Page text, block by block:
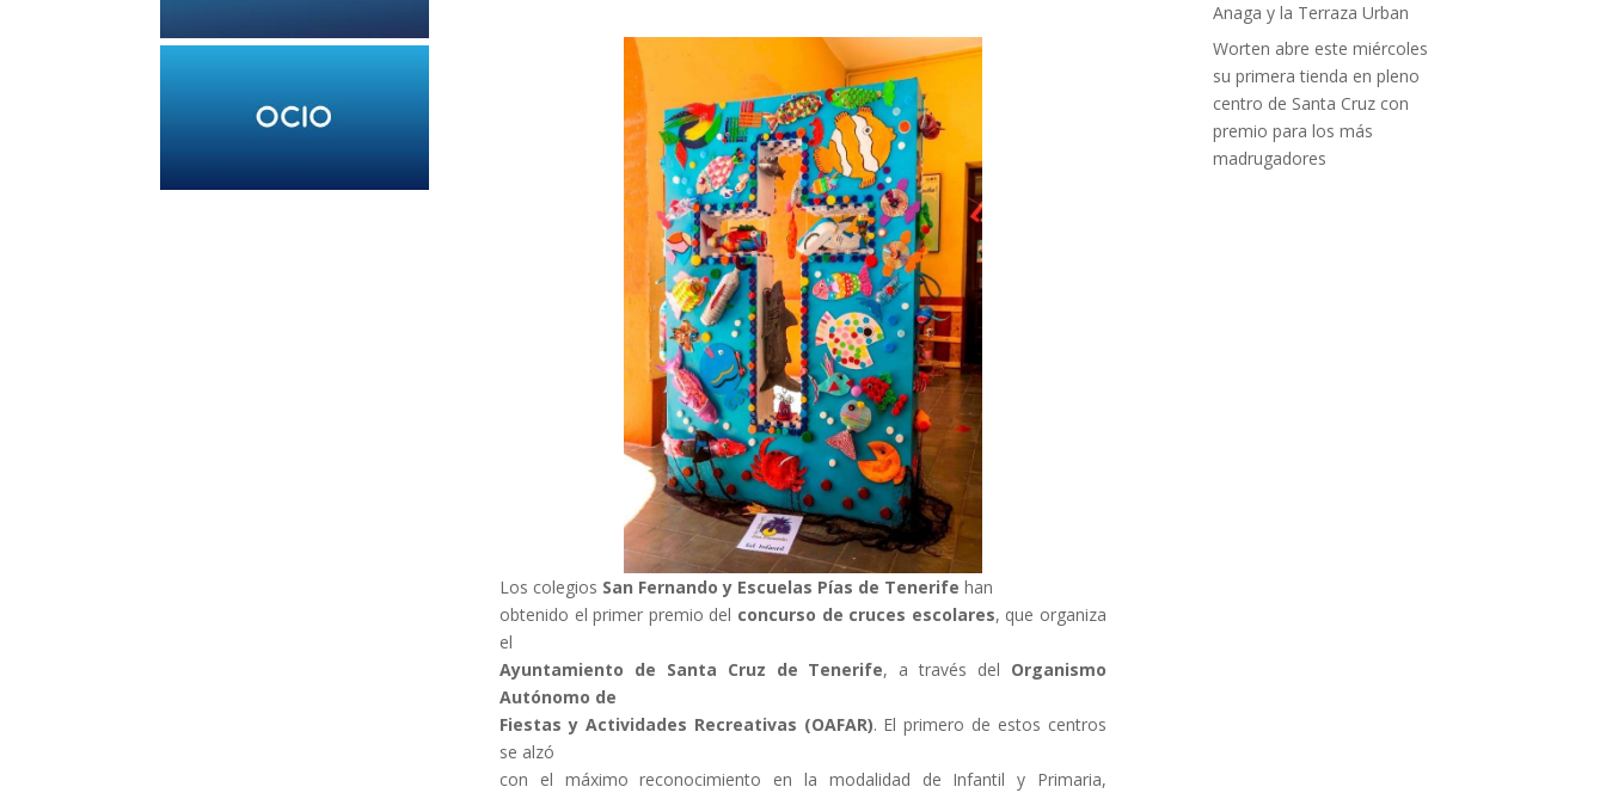
Los colegios San Fernando y Escuelas Pías de Tenerife han
obtenido el primer premio del concurso de cruces escolares, que organiza
el
Ayuntamiento de Santa Cruz de Tenerife, a través del Organismo
Autónomo de
Fiestas y Actividades Recreativas (OAFAR). El primero de estos centros
se alzó
con el máximo reconocimiento en la modalidad de Infantil y Primaria,
Anaga y la Terraza Urban
Worten abre este miércoles
su primera tienda en pleno
centro de Santa Cruz con
premio para los más
madrugadores